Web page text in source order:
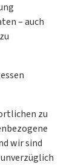
– auch
zu
wir sind